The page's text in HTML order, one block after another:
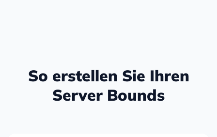
So erstellen Sie Ihren
Server Bounds